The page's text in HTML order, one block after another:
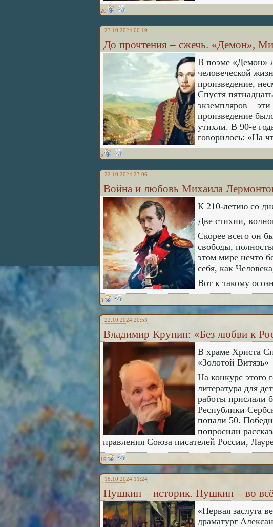
20
23.10.2024 00:19
До прочтения – сжечь. «Демон»,
В поэме «Демон»
человеческой
произведение,
Спустя
экземпляров –
произведение
утихли. В 90-е
говорилось: «На
5
22.10.2024 23:06
Война и любовь Михаила
К 210-летию со
Две стихии,
Скорее всего он
свободы,
этом мире нечто
себя, как
Вот к такому
3
22.10.2024 20:53
Владимир Крупин: «Без любви к
В храме Христа
«Золотой Витязь»
На конкурс этого
литература для
работы прислали
Республики
попали 50.
попросили
правления Союза писателей России,
19
18.10.2024 11:24
Пушкин – историк. Пушкин – во
«Первая заслуга
драматург